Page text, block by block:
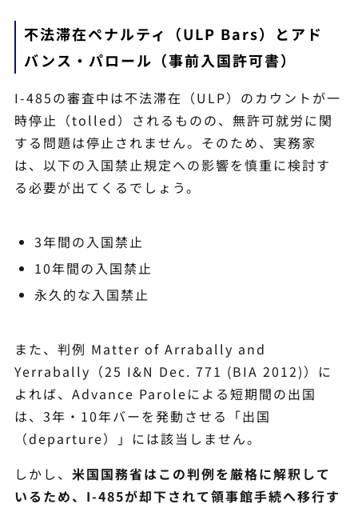
不法滞在ペナルティ（ULP Bars）とアド
バンス・パロール（事前入国許可書）
I-485の審査中は不法滞在（ULP）のカウントが一
時停止（tolled）されるものの、無許可就労に関
する問題は停止されません。そのため、実務家
は、以下の入国禁止規定への影響を慎重に検討す
る必要が出てくるでしょう。
3年間の入国禁止
10年間の入国禁止
永久的な入国禁止
また、判例 Matter of Arrabally and
Yerrabally（25 I&N Dec. 771 (BIA 2012)）に
よれば、Advance Paroleによる短期間の出国
は、3年・10年バーを発動させる「出国
（departure）」には該当しません。
しかし、 米国国務省はこの判例を厳格に解釈して
いるため、I-485が却下されて領事館手続へ移行す